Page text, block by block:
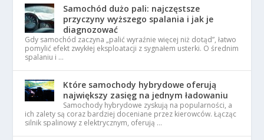
Samochód dużo pali: najczęstsze
przyczyny wyższego spalania i jak je
diagnozować
Gdy samochód zaczyna „palić wyraźnie więcej niż dotąd”, łatwo
pomylić efekt zwykłej eksploatacji z sygnałem usterki. O średnim
spalaniu i …
Które samochody hybrydowe oferują
największy zasięg na jednym ładowaniu
Samochody hybrydowe zyskują na popularności, a
ich zalety są coraz bardziej doceniane przez kierowców. Łącząc
silnik spalinowy z elektrycznym, oferują …